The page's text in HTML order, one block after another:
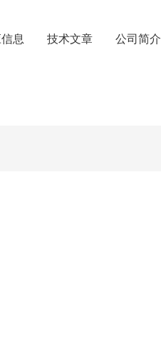
息 技术文章 公司简介